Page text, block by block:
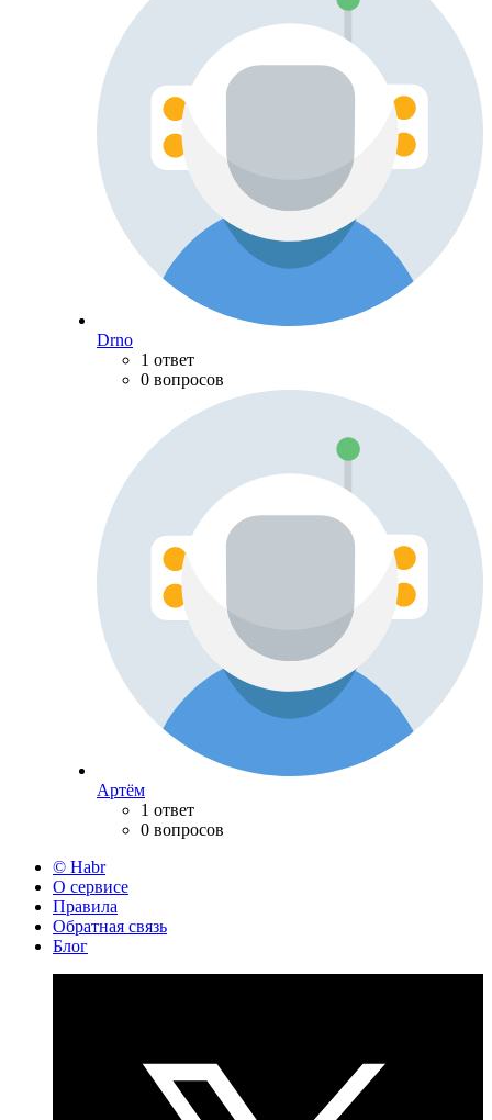
Drno
1 ответ
0 вопросов
Артём
1 ответ
0 вопросов
© Habr
О сервисе
Правила
Обратная связь
Блог